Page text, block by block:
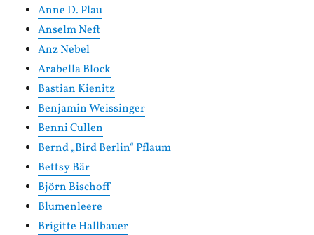
Anne D. Plau
Anselm Neft
Anz Nebel
Arabella Block
Bastian Kienitz
Benjamin Weissinger
Benni Cullen
Bernd „Bird Berlin“ Pflaum
Bettsy Bär
Björn Bischoff
Blumenleere
Brigitte Hallbauer